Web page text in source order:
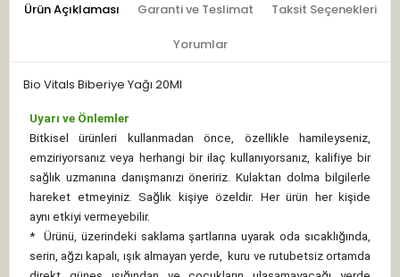
Ürün Açıklaması Garanti ve Teslimat Taksit Seçenekleri
Yorumlar
Bio Vitals Biberiye Yağı 20Ml
Uyarı ve Önlemler
Bitkisel ürünleri kullanmadan önce, özellikle hamileyseniz,
emziriyorsanız veya herhangi bir ilaç kullanıyorsanız, kalifiye bir
sağlık uzmanına danışmanızı öneririz. Kulaktan dolma bilgilerle
hareket etmeyiniz. Sağlık kişiye özeldir. Her ürün her kişide
aynı etkiyi vermeyebilir.
*
Ürünü, üzerindeki saklama şartlarına uyarak oda sıcaklığında,
serin, ağzı kapalı, ışık almayan yerde, kuru ve rutubetsiz ortamda